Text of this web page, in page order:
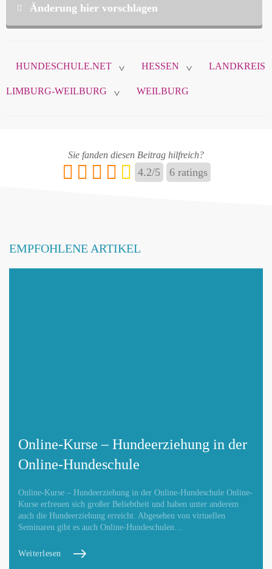
Änderung hier vorschlagen
hundeschule.net verwendet.
E-Mail*
Webseite hinzufügen / ändern
Betroffene Hundeschule
HUNDESCHULE.NET > HESSEN > LANDKREIS
LIMBURG-WEILBURG > WEILBURG
Sie fanden diesen Beitrag hilfreich?
4.2/5 6ratings
EMPFOHLENE ARTIKEL
Online-Kurse – Hundeerziehung in der
Online-Hundeschule
Online-Kurse – Hundeerziehung in der Online-Hundeschule Online-
Kurse erfreuen sich großer Beliebtheit und haben unter anderem
auch die Hundeerziehung erreicht. Abgesehen von virtuellen
Seminaren gibt es auch Online-Hundeschulen…
Weiterlesen